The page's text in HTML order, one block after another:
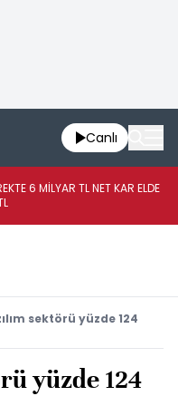
Canlı
6 MİLYAR TL NET KAR ELDE
sektörü yüzde 124
yüzde 124